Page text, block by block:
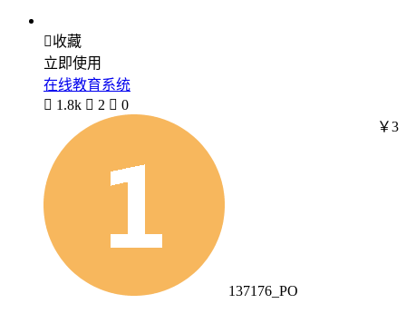
收藏
立即使用
在线教育系统
 1.8k  2  0
137176_PO
￥3